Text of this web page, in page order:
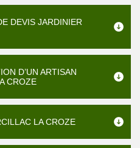
DEVIS JARDINIER
D’UN ARTISAN
CROZE
LA CROZE